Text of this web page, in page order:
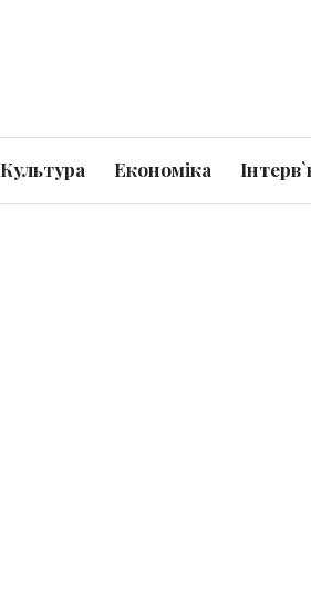
Культура Економіка